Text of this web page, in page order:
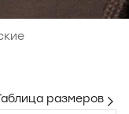
размеров